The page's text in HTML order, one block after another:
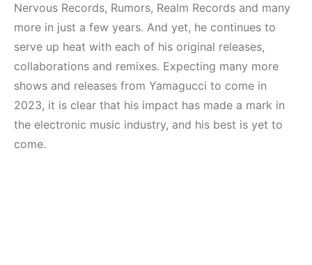
Nervous Records, Rumors, Realm Records and many
more in just a few years. And yet, he continues to
serve up heat with each of his original releases,
collaborations and remixes. Expecting many more
shows and releases from Yamagucci to come in
2023, it is clear that his impact has made a mark in
the electronic music industry, and his best is yet to
come.